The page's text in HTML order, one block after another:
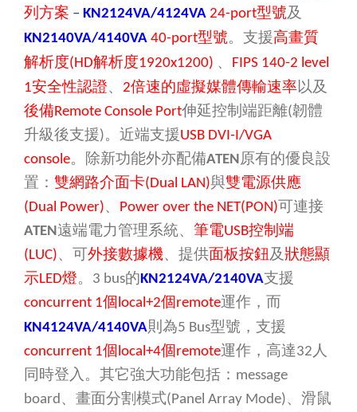
列方案 – KN2124VA/4124VA 24-port型號及
KN2140VA/4140VA 40-port型號。支援高畫質
解析度(HD解析度1920x1200) 、
FIPS 140-2 level
1安全性認證、 2倍速的虛擬媒體傳輸速率以及
後備Remote Console Port伸延控制端距離(韌體
升級後支援)。近端支援USB DVI-I/VGA
console。除新功能外亦配備ATEN 原有的優良設
置： 雙網路介面卡(Dual LAN)與雙電源供應
(Dual Power)、 Power over the NET(PON)可連接
ATEN遠端電力管理系統、 筆電USB控制端
(LUC)、可外接數據機、提供面板按鈕及狀態顯
示LED燈。 3 bus的 KN2124VA/2140VA支援
concurrent 1個 local+2個remote運作，而
KN4124VA/4140VA則為5 Bus型號 ，支援
concurrent 1個 local+4個remote運作，高達32 人
同時登入。其它強大功能包括： message
board 、畫面分割模式(Panel Array Mode)、滑鼠